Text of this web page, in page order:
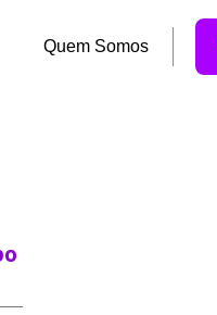
Quem Somos